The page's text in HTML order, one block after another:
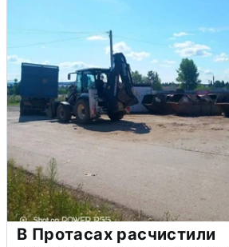
В Протасах расчистили